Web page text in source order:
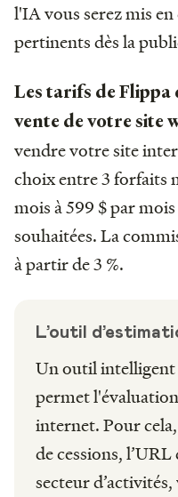
l'IA vous serez mis
pertinents dès la
Les tarifs de
vente de votre site
vendre votre site
choix entre 3 forfaits
mois à 599 $ par
souhaitées. La
à partir de 3 %.
L’outil
Un outil
permet
internet. Pour
de cessions,
secteur